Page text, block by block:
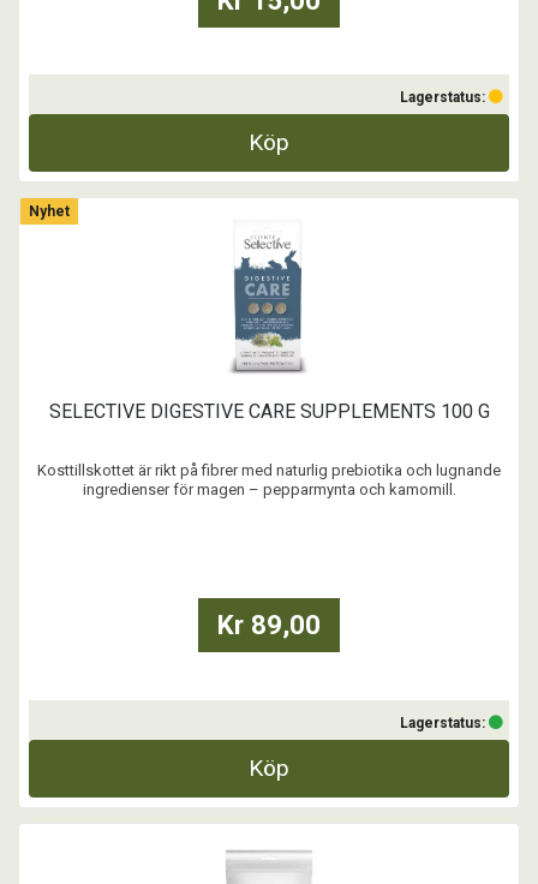
Lagerstatus:
Köp
Nyhet
SELECTIVE DIGESTIVE CARE SUPPLEMENTS 100 G
Kosttillskottet är rikt på fibrer med naturlig prebiotika och lugnande
ingredienser för magen – pepparmynta och kamomill.
Kr 89,00
Lagerstatus:
Köp